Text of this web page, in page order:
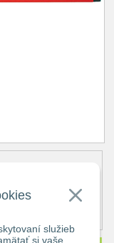
služieb
si vaše